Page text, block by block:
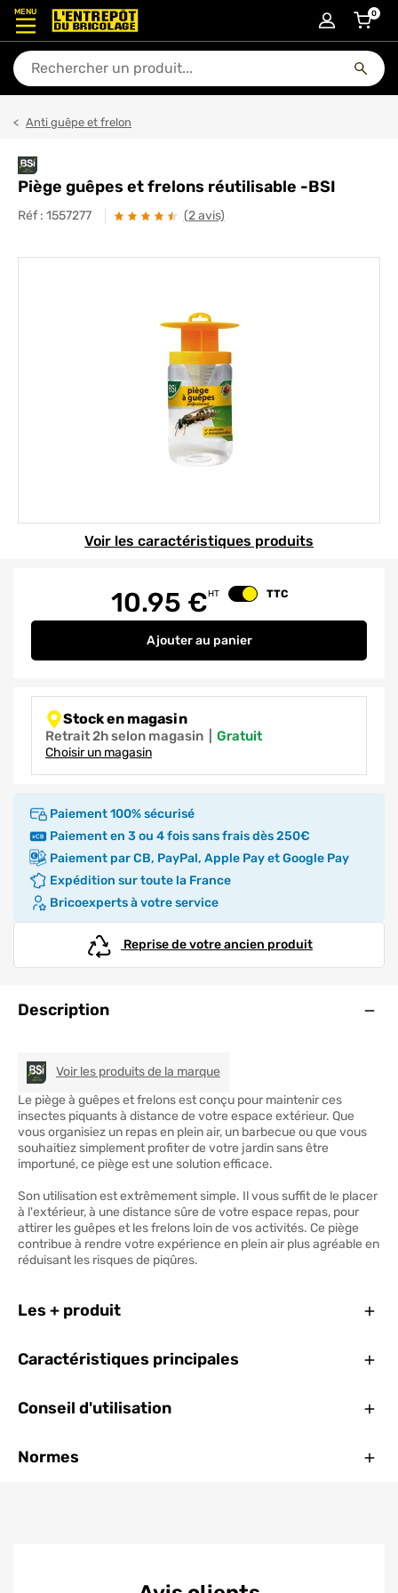
MENU
En quoi puis-je vous aider ?
0article
Anti guêpe et frelon
Piège guêpes et frelons réutilisable -BSI
Réf : 1557277 (2 avis)
HT Changer le prix
TTC
10.95 €
Ajouterau panier
Piège guêpes et frelons
Stock en magasin
Retrait 2h selon magasin gratuit
Choisir un magasin
Paiement 100% sécurisé
Paiement en 3 ou 4 fois sans frais dès 250€
Paiement par CB, PayPal, Apple Pay et Google Pay
Expédition sur toute la France
Bricoexperts à votre service
Reprise de votre ancien produit
Element 1 sur 1
Voir les caractéristiques produits
Description
Voir les produits de la marqueBSI
Le piège à guêpes et frelons est conçu pour maintenir ces
insectes piquants à distance de votre espace extérieur. Que
vous organisiez un repas en plein air, un barbecue ou que vous
souhaitiez simplement profiter de votre jardin sans être
importuné, ce piège est une solution efficace.
Son utilisation est extrêmement simple. Il vous suffit de le placer
à l'extérieur, à une distance sûre de votre espace repas, pour
attirer les guêpes et les frelons loin de vos activités. Ce piège
contribue à rendre votre expérience en plein air plus agréable en
réduisant les risques de piqûres.
Les + produit
Caractéristiques principales
Conseil d'utilisation
Normes